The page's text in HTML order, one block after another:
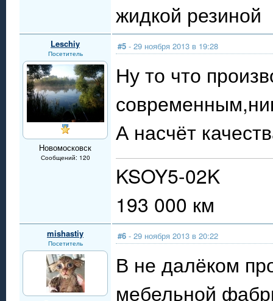
жидкой резиной
Leschiy
Посетитель
Новомосковск
Сообщений: 120
#5 - 29 ноября 2013 в 19:28
Ну то что
А насчёт
KSOY5-02K
193 000 км
mishastiy
Посетитель
#6 - 29 ноября 2013 в 20:22
В не далёком
мебельной